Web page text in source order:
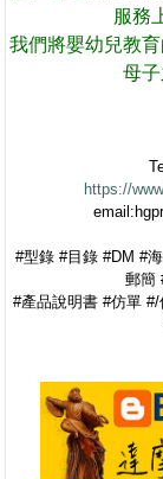
服務
我們將嬰幼兒教
母
https://
#型錄 #目錄 #DM #
郵簡
#產品說明書 #仿單